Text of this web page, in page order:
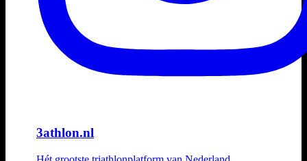
3athlon.nl